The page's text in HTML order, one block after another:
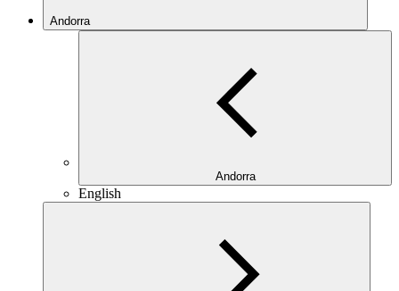
Andorra
Andorra
English